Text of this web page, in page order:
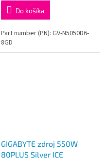
Do košíka
Part number (PN): GV-N5050D6-
8GD
GIGABYTE zdroj 550W
80PLUS Silver ICE